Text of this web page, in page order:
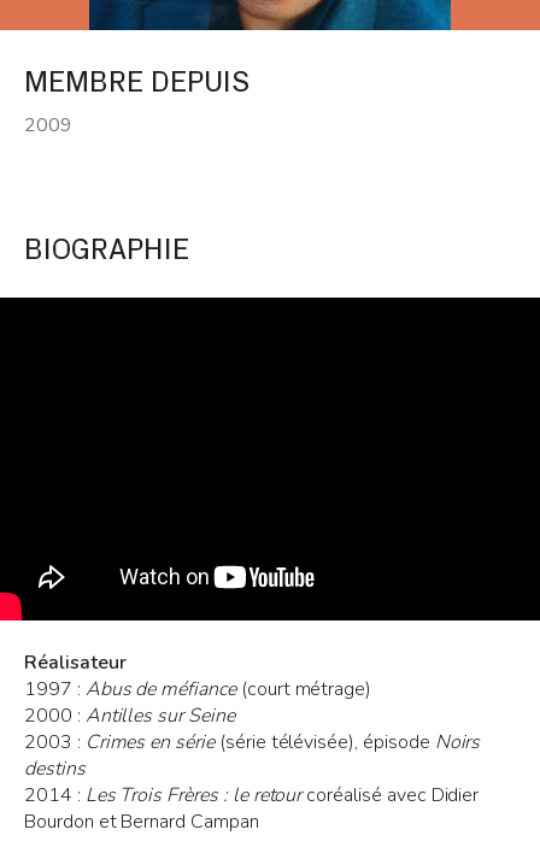
MEMBRE DEPUIS
2009
BIOGRAPHIE
Réalisateur
1997 : Abus de méfiance(court métrage)
2000 : Antilles sur Seine
2003 : Crimes en série(série télévisée), épisode Noirs
destins
2014 : Les Trois Frères : le retourcoréalisé avec Didier
Bourdon et Bernard Campan